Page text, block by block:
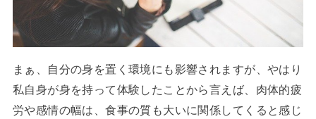
まぁ、自分の身を置く環境にも影響されますが、やはり
私自身が身を持って体験したことから言えば、肉体的疲
労や感情の幅は、食事の質も大いに関係してくると感じ